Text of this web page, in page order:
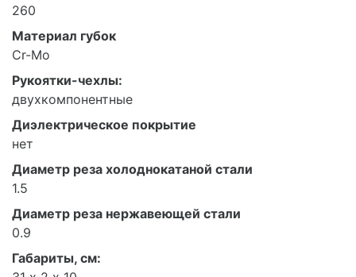
260
Материал губок
Cr-Mo
Рукоятки-чехлы:
двухкомпонентные
Диэлектрическое покрытие
нет
Диаметр реза холоднокатаной стали
1.5
Диаметр реза нержавеющей стали
0.9
Габариты, см: